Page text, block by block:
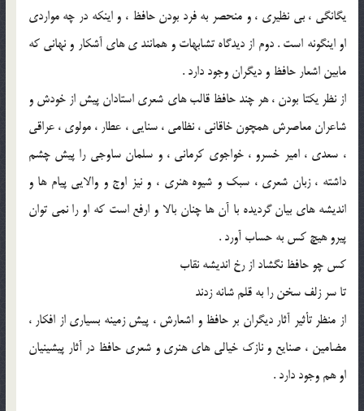
یگانگی ، بی‌ نظیری ، و منحصر به‌ فرد بودن حافظ ، و اینکه در چه مواردی
او اینگونه‌ است . دوم از دیدگاه تشابهات و همانند ی‌ های آشکار و نهانی که
مابین اشعار حافظ و دیگران وجود دارد .
از نظر یکتا بودن ، هر چند حافظ قالب ‌های شعری استادان پیش از خودش و
شاعران معاصرش همچون خاقانی ، نظامی ، سنایی ، عطار ، مولوی ، عراقی
، سعدی ، امیر خسرو ، خواجوی کرمانی ، و سلمان ساوجی را پیش چشم
داشته ، زبان شعری ، سبک و شیوه هنری ، و نیز اوج و والایی پیام ‌ها و
اندیشه ‌های بیان‌ گردیده با آن ‌ها چنان بالا و ارفع است که او را نمی‌ توان
پیرو هیچ ‌کس به ‌حساب ‌آورد .
کس چو حافظ نگشاد از رخ اندیشه نقاب
تا سر زلف سخن را به قلم شانه زدند
از منظر تأثیر آثار دیگران بر حافظ و اشعارش ، پیش ‌زمینه بسیاری از افکار ،
مضامین ، صنایع و نازک ‌خیالی ‌های هنری و شعری حافظ در آثار پیشینیان
او هم وجود دارد .